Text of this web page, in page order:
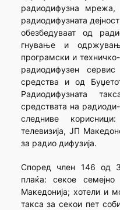
радиодифузна мрежа,
радиодифузната
обезбедуваат од
гнување и
програмски и
радиодифузен
средства и од
Радиодифузната
средствата на
следниве
телевизија, ЈП
за радио дифузија.
Според член 146 од
плаќа: секое
Македонија; хотели и
такса за секои пет